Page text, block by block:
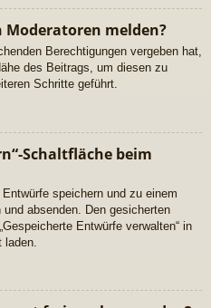
Moderatoren melden?
Berechtigungen vergeben hat,
des Beitrags, um diesen zu
Schritte geführt.
Schaltfläche beim
speichern und zu einem
absenden. Den gesicherten
Entwürfe verwalten“ in